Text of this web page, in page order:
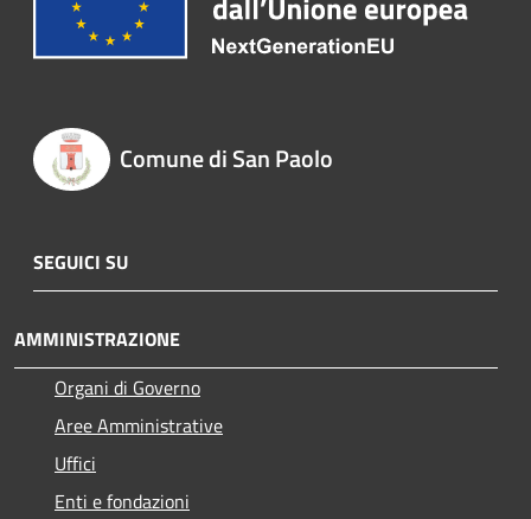
Comune di San Paolo
SEGUICI SU
AMMINISTRAZIONE
Organi di Governo
Aree Amministrative
Uffici
Enti e fondazioni